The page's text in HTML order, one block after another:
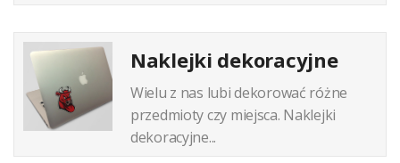
Naklejki dekoracyjne
Wielu z nas lubi dekorować różne
przedmioty czy miejsca. Naklejki
dekoracyjne...